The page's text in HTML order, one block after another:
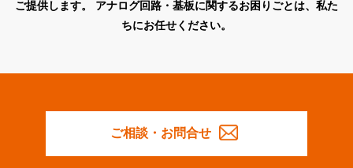
ご提供します。
アナログ回路・基板に関するお困りごとは、私た
ちにお任せください。
ご相談・お問合せ